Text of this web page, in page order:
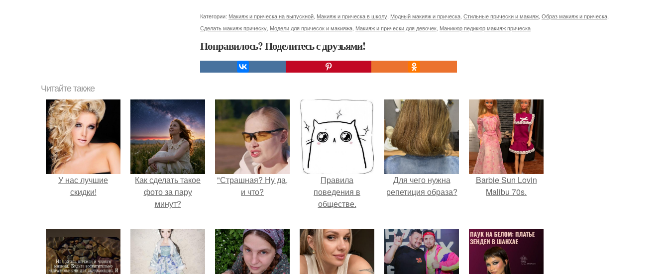
Категории: Макияж и прическа на выпускной Макияж и прическа в школу Модный макияж и прическа Стильные прически и макияж Образ макияж и прическа
Сделать макияж прическу Модели для причесок и макияжа Макияж и прически для девочек Маникюр педикюр макияж прическа
Понравилось? Поделитесь с друзьями!
Читайте также
У нас лучшие
скидки!
Как сделать такое
фото за пару
минут?
"Страшная? Ну да,
и что?
Правила
поведения в
обществе.
Для чего нужна
репетиция образа?
Barbie Sun Lovin
Malibu 70s.